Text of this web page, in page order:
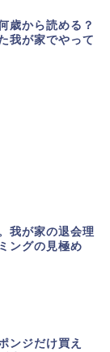
歳から読める？
我が家でやって
我が家の退会理
ングの見極め
ンジだけ買え